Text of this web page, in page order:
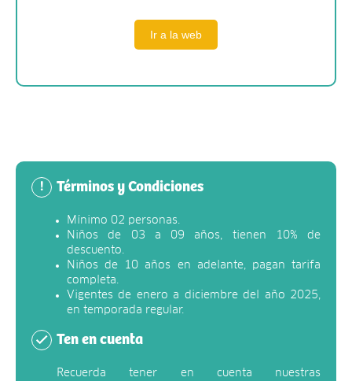
Ir a la web
! Términos y Condiciones
Mínimo 02 personas.
Niños de 03 a 09 años, tienen 10% de
descuento.
Niños de 10 años en adelante, pagan tarifa
completa.
Vigentes de enero a diciembre del año 2025,
en temporada regular.
Ten en cuenta
Recuerda tener en cuenta nuestras